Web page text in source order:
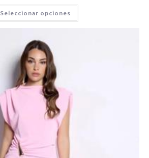
Seleccionar opciones